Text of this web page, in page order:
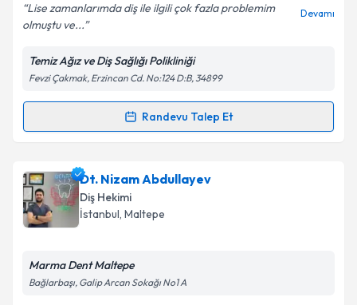
Kişisel verilerimin işlenmesine ilişkin
Metni'ni okudum ve kişisel verilerimin belirtilen
kapsamda işlenmesini kabul ediyorum.
Lise zamanlarımda diş ile ilgili çok fazla problemim
olmuştu ve...
Devamı
Temiz Ağız ve Diş Sağlığı Polikliniği
Fevzi Çakmak, Erzincan Cd. No:124 D:B, 34899
Randevu Talep Et
Randevu Takvimi Talebi
Dt. Selin Süthan Temiziçin randevu takvimi talebi
oluşturun. Size bu uzmandan randevu almanız için bir
takvim hazırlandığında e-posta ile bilgilendireceğiz.
Dt. Nizam Abdullayev
Diş Hekimi
İstanbul, Maltepe
Marma Dent Maltepe
Bağlarbaşı, Galip Arcan Sokağı No1 A